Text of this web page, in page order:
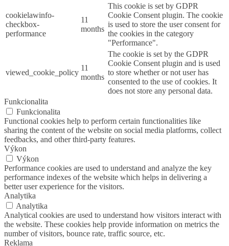
cookielawinfo-
checkbox-
performance
11
months
This cookie is set by GDPR
Cookie Consent plugin. The cookie
is used to store the user consent for
the cookies in the category
"Performance".
viewed_cookie_policy
11
months
The cookie is set by the GDPR
Cookie Consent plugin and is used
to store whether or not user has
consented to the use of cookies. It
does not store any personal data.
Funkcionalita
Funkcionalita
Functional cookies help to perform certain functionalities like
sharing the content of the website on social media platforms, collect
feedbacks, and other third-party features.
Výkon
Výkon
Performance cookies are used to understand and analyze the key
performance indexes of the website which helps in delivering a
better user experience for the visitors.
Analytika
Analytika
Analytical cookies are used to understand how visitors interact with
the website. These cookies help provide information on metrics the
number of visitors, bounce rate, traffic source, etc.
Reklama